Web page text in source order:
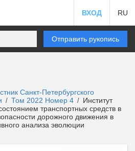
ВХОД RU
Отправить рукопись
Санкт-Петербургского
/ Том 2022 Номер 4 / Институт
транспортных средств в
дорожного движения в
анализа эволюции